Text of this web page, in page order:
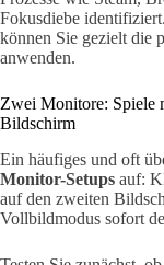
Fokusdiebe
können Sie gezielt die
anwenden.
Zwei Monitore: Spiele
Bildschirm
Ein häufiges und oft
Monitor-Setups auf:
auf den zweiten
Vollbildmodus sofort